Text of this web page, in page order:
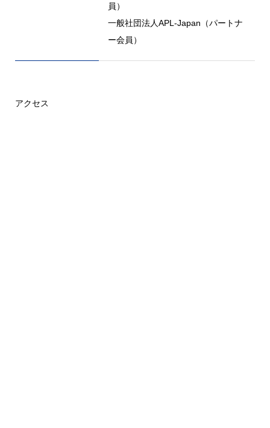
員）
一般社団法人APL-Japan（パートナ
ー会員）
アクセス